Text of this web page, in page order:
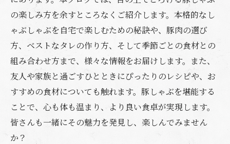
の楽しみ方を余すところなくご紹介します。本格的なし
ゃぶしゃぶを自宅で楽しむための秘訣や、豚肉の選び
方、ベストなタレの作り方、そして季節ごとの食材との
組み合わせ方まで、様々な情報をお届けします。また、
友人や家族と過ごすひとときにぴったりのレシピや、お
すすめの食材についても触れます。豚しゃぶを堪能する
ことで、心も体も温まり、より良い食卓が実現します。
皆さんも一緒にその魅力を発見し、楽しんでみません
か？